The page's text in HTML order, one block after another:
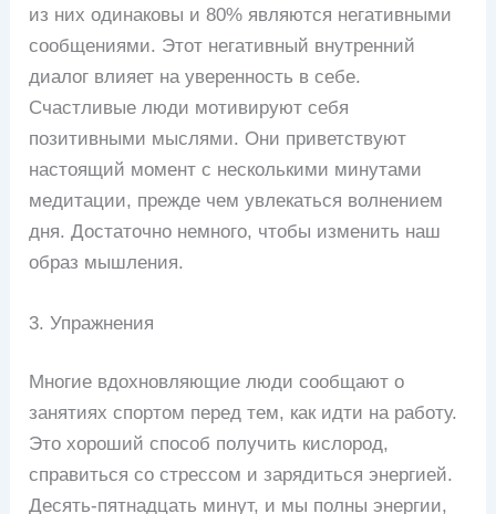
из них одинаковы и 80% являются негативными
сообщениями. Этот негативный внутренний
диалог влияет на уверенность в себе.
Счастливые люди мотивируют себя
позитивными мыслями. Они приветствуют
настоящий момент с несколькими минутами
медитации, прежде чем увлекаться волнением
дня. Достаточно немного, чтобы изменить наш
образ мышления.
3. Упражнения
Многие вдохновляющие люди сообщают о
занятиях спортом перед тем, как идти на работу.
Это хороший способ получить кислород,
справиться со стрессом и зарядиться энергией.
Десять-пятнадцать минут, и мы полны энергии,